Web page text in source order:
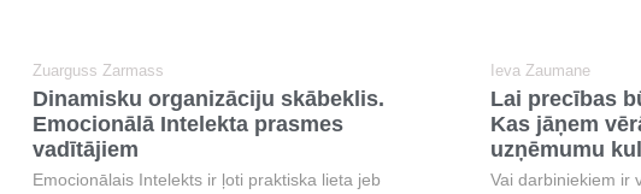
Zuarguss Zarmass
Dinamisku organizāciju skābeklis.
Emocionālā Intelekta prasmes
vadītājiem
Emocionālais Intelekts ir ļoti praktiska lieta jeb
Ieva Zaumane
Lai precības
Kas jāņem
uzņēmumu
Vai darbiniekiem ir